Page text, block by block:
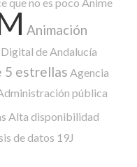
Animación
de Andalucía
5 estrellas Agencia
pública
Alta disponibilidad
de datos 19J